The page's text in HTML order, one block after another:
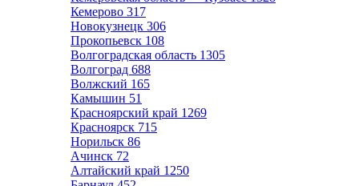
Кемерово 317
Новокузнецк 306
Прокопьевск 108
Волгоградская область 1305
Волгоград 688
Волжский 165
Камышин 51
Красноярский край 1269
Красноярск 715
Норильск 86
Ачинск 72
Алтайский край 1250